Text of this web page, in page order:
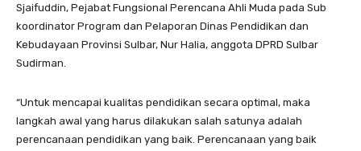
Sjaifuddin, Pejabat Fungsional Perencana Ahli Muda pada Sub
koordinator Program dan Pelaporan Dinas Pendidikan dan
Kebudayaan Provinsi Sulbar, Nur Halia, anggota DPRD Sulbar
Sudirman.
“Untuk mencapai kualitas pendidikan secara optimal, maka
langkah awal yang harus dilakukan salah satunya adalah
perencanaan pendidikan yang baik. Perencanaan yang baik